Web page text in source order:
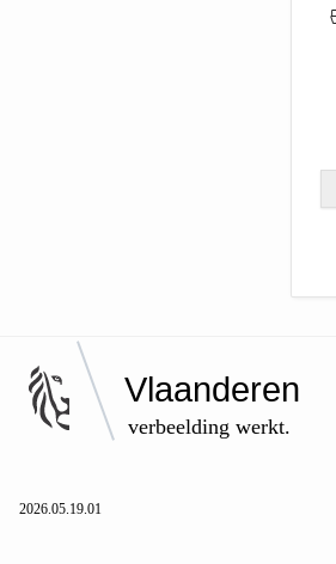
Vlaanderen
verbeelding werkt.
2026.05.19.01